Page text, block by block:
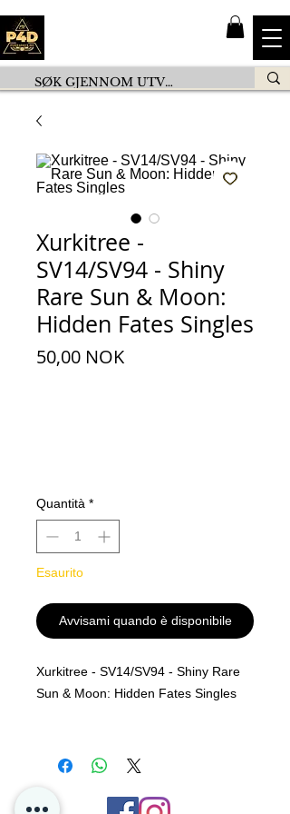
Xurkitree -
SV14/SV94 - Shiny
Rare Sun & Moon:
Hidden Fates Singles
50,00 NOKPrezzo
Quantità *
Esaurito
Avvisami quando è disponibile
Xurkitree - SV14/SV94 - Shiny Rare
Sun & Moon: Hidden Fates Singles
MINT PF
Alle kjøp er Final og er ingen retur